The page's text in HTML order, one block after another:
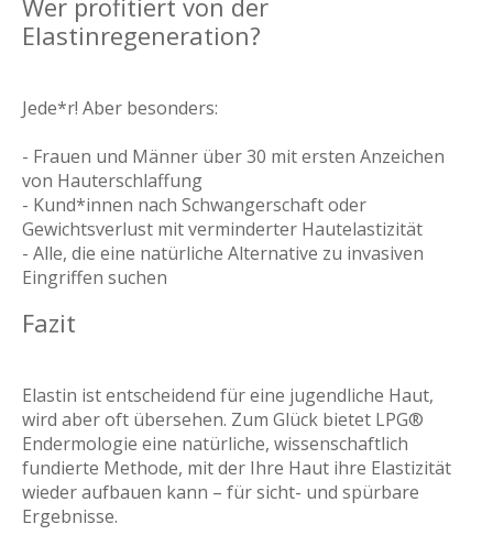
Elastinregeneration?
Jede*r! Aber besonders:
- Frauen und Männer über 30 mit ersten Anzeichen
von Hauterschlaffung
- Kund*innen nach Schwangerschaft oder
Gewichtsverlust mit verminderter Hautelastizität
- Alle, die eine natürliche Alternative zu invasiven
Eingriffen suchen
Fazit
Elastin ist entscheidend für eine jugendliche Haut,
wird aber oft übersehen. Zum Glück bietet LPG®
Endermologie eine natürliche, wissenschaftlich
fundierte Methode, mit der Ihre Haut ihre Elastizität
wieder aufbauen kann – für sicht- und spürbare
Ergebnisse.